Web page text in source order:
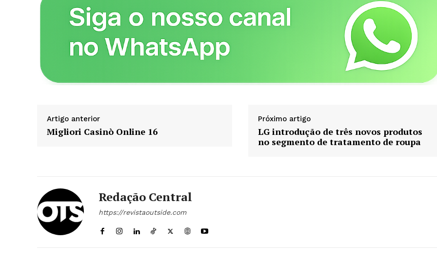
ASSINAR
Artigo anterior
Migliori Casinò Online 16
Próximo artigo
LG introdução de três novos produtos
no segmento de tratamento de roupa
Redação Central
https://revistaoutside.com